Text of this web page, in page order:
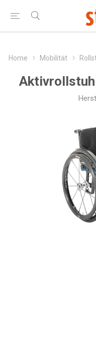
Home Mobilität